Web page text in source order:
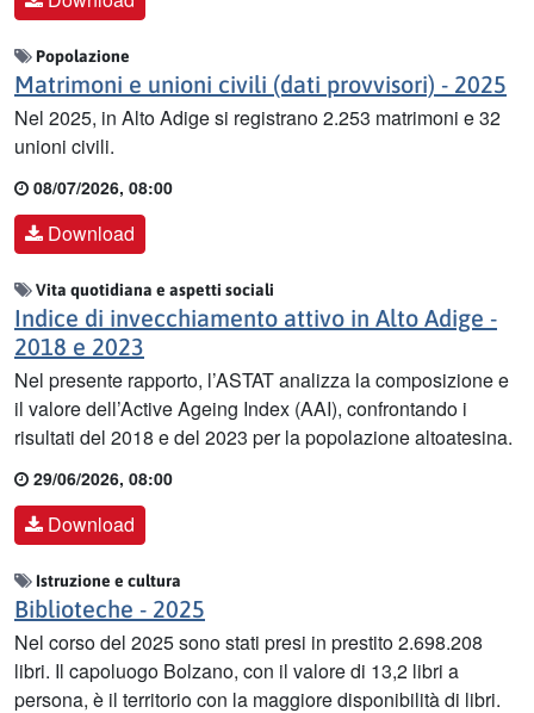
Popolazione
Matrimoni e unioni civili (dati provvisori) - 2025
Nel 2025, in Alto Adige si registrano 2.253 matrimoni e 32
unioni civili.
08/07/2026, 08:00
Download
Vita quotidiana e aspetti sociali
Indice di invecchiamento attivo in Alto Adige -
2018 e 2023
Nel presente rapporto, l’ASTAT analizza la composizione e
il valore dell’Active Ageing Index (AAI), confrontando i
risultati del 2018 e del 2023 per la popolazione altoatesina.
29/06/2026, 08:00
Download
Istruzione e cultura
Biblioteche - 2025
Nel corso del 2025 sono stati presi in prestito 2.698.208
libri. Il capoluogo Bolzano, con il valore di 13,2 libri a
persona, è il territorio con la maggiore disponibilità di libri.